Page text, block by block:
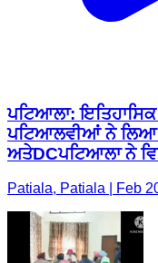
ਪਟਿਆਲਾ:
ਪਟਿਆਲਵੀਆਂ ਨੇ
ਅਤੇDCਪਟਿਆਲਾ ਨੇ
Patiala, Patiala | Feb